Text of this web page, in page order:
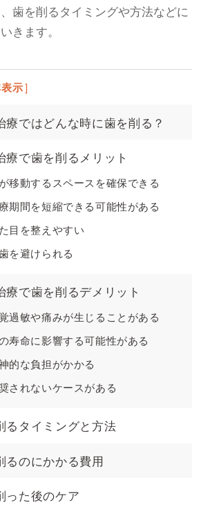
歯を削るタイミングや方法などに
きます。
示]
療ではどんな時に歯を削る？
療で歯を削るメリット
移動するスペースを確保できる
期間を短縮できる可能性がある
目を整えやすい
を避けられる
療で歯を削るデメリット
過敏や痛みが生じることがある
寿命に影響する可能性がある
的な負担がかかる
されないケースがある
るタイミングと方法
るのにかかる費用
った後のケア